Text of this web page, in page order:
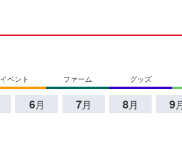
イベント ファーム グッズ
6月 7月 8月 9